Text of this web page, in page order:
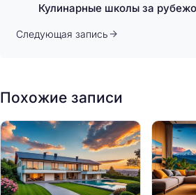
Кулинарные школы за
Следующая запись
Похожие записи